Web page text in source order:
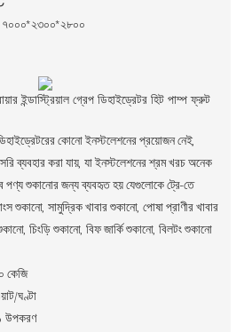
৭০০০*২৩০০*২৮০০
ইন্ডাস্ট্রিয়াল গ্রেপ ডিহাইড্রেটর হিট পাম্প ফ্রুট
কোনো ইনস্টলেশনের প্রয়োজন নেই,
ব্যবহার করা যায়, যা ইনস্টলেশনের শ্রম খরচ অনেক
পণ্য শুকানোর জন্য ব্যবহৃত হয় যেগুলোকে ট্রে-তে
শুকানো, সামুদ্রিক খাবার শুকানো, পোষা প্রাণীর খাবার
চিংড়ি শুকানো, বিফ জার্কি শুকানো, বিলটং শুকানো
কেজি
ঘণ্টা
উপকরণ